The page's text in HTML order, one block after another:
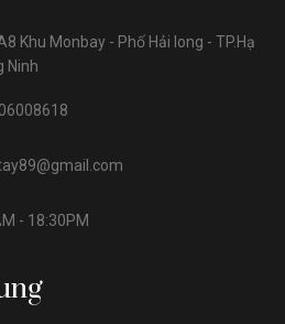
Khu Monbay - Phố Hải long - TP.Hạ
Ninh
- 18:30PM